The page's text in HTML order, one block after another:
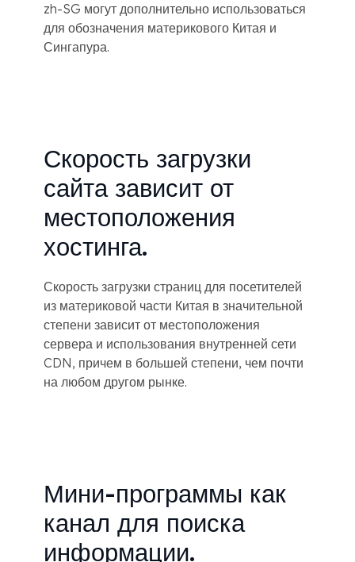
zh-SG могут дополнительно использоваться
для обозначения материкового Китая и
Сингапура.
Скорость загрузки
сайта зависит от
местоположения
хостинга.
Скорость загрузки страниц для посетителей
из материковой части Китая в значительной
степени зависит от местоположения
сервера и использования внутренней сети
CDN, причем в большей степени, чем почти
на любом другом рынке.
Мини-программы как
канал для поиска
информации.